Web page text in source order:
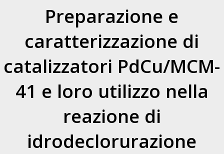
Preparazione e
caratterizzazione di
catalizzatori PdCu/MCM-
41 e loro utilizzo nella
reazione di
idrodeclorurazione